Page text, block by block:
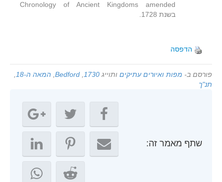
Chronology of Ancient Kingdoms amended
בשנת 1728.
הדפסה
פורסם ב- מפות ואיורים עתיקים ותוייג 1730
,
Bedford
, המאה ה-18
,
תנ"ך
שתף מאמר זה: